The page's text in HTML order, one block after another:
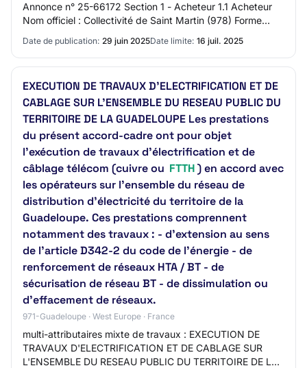
Annonce n° 25-66172 Section 1 - Acheteur 1.1 Acheteur
Nom officiel : Collectivité de Saint Martin (978) Forme
Date de publication: 29 juin 2025Date limite: 16 juil. 2025
EXECUTION DE TRAVAUX D'ELECTRIFICATION ET DE
CABLAGE SUR L'ENSEMBLE DU RESEAU PUBLIC DU
TERRITOIRE DE LA GUADELOUPE Les prestations
du présent accord-cadre ont pour objet
l’exécution de travaux d’électrification et de
câblage télécom (cuivre ou FTTH) en accord avec
les opérateurs sur l’ensemble du réseau de
distribution d’électricité du territoire de la
Guadeloupe. Ces prestations comprennent
notamment des travaux : - d’extension au sens
de l’article D342-2 du code de l’énergie - de
renforcement de réseaux HTA / BT - de
sécurisation de réseau BT - de dissimulation ou
d’effacement de réseaux.
971-Guadeloupe · West Europe · France
multi-attributaires mixte de travaux : EXECUTION DE
TRAVAUX D'ELECTRIFICATION ET DE CABLAGE SUR
L'ENSEMBLE DU RESEAU PUBLIC DU TERRITOIRE DE LA